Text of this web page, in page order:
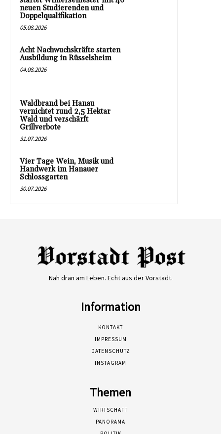
neuen Studierenden und
Doppelqualifikation
05.08.2026
Acht Nachwuchskräfte starten
Ausbildung in Rüsselsheim
04.08.2026
Waldbrand bei Hanau
vernichtet rund 2,5 Hektar
Wald und verschärft
Grillverbote
31.07.2026
Vier Tage Wein, Musik und
Handwerk im Hanauer
Schlossgarten
30.07.2026
Nah dran am Leben. Echt aus der Vorstadt.
Information
KONTAKT
IMPRESSUM
DATENSCHUTZ
INSTAGRAM
Themen
WIRTSCHAFT
PANORAMA